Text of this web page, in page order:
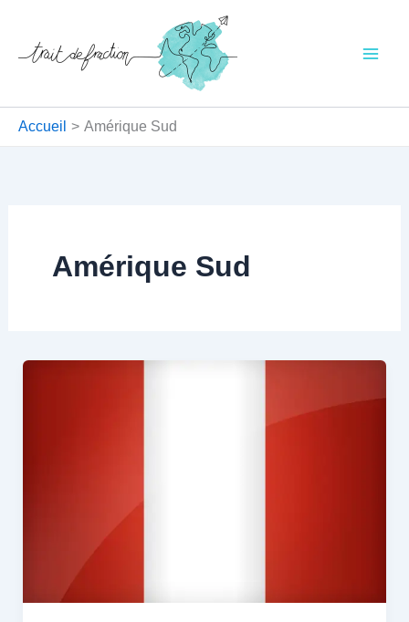
contenu
Accueil Amérique Sud
Amérique Sud